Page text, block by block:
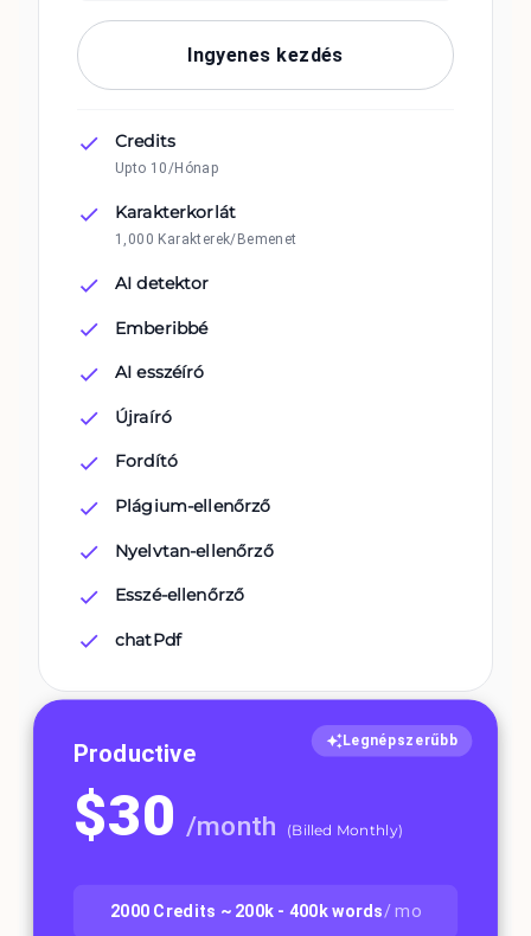
Ingyenes kezdés
Credits
Upto 10/Hónap
Karakterkorlát
1,000 Karakterek/Bemenet
AI detektor
Emberibbé
AI esszéíró
Újraíró
Fordító
Plágium-ellenőrző
Nyelvtan-ellenőrző
Esszé-ellenőrző
chatPdf
Legnépszerűbb
Productive
$30 /month (Billed Monthly)
2000 Credits ~ 200k - 400kwords/ mo